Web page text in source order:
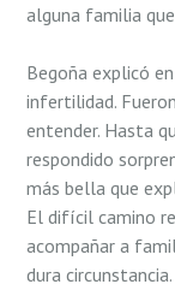
alguna familia
Begoña explicó
infertilidad.
entender. Hasta
respondido
más bella que
El difícil camino
acompañar a
dura